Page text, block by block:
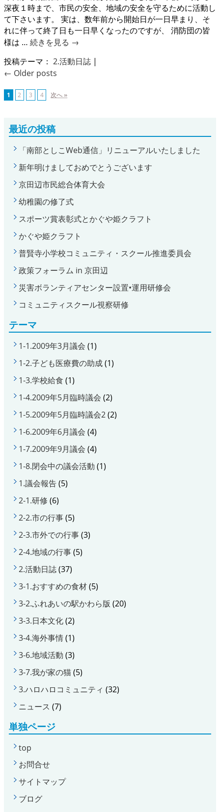
深夜１時まで、市民の安全、地域の安全を守るために活動し
て下さいます。 実は、数年前から開始日が一日早まり、そ
れに伴って終了日も一日早くなったのですが、 消防団の皆
様は … 続きを見る →
投稿テーマ： 2.活動日誌 |
← Older posts
1 2 3 4 次へ »
最近の投稿
「南部としこWeb通信」リニューアルいたしました
新年明けましておめでとうございます
京田辺市民総合体育大会
幼稚園の修了式
スポーツ賞表彰式とかぐや姫クラフト
かぐや姫クラフト
普賢寺小学校コミュニティ・スクール推進委員会
政策フォーラム in 京田辺
災害ボランティアセンター設置•運用研修会
コミュニティスクール視察研修
テーマ
1-1.2009年3月議会 (1)
1-2.子ども医療費の助成(1)
1-3.学校給食 (1)
1-4.2009年5月臨時議会 (2)
1-5.2009年5月臨時議会2(2)
1-6.2009年6月議会 (4)
1-7.2009年9月議会 (4)
1-8.閉会中の議会活動 (1)
1.議会報告(5)
2-1.研修 (6)
2-2.市の行事(5)
2-3.市外での行事(3)
2-4.地域の行事(5)
2.活動日誌(37)
3-1.おすすめの食材(5)
3-2.ふれあいの駅かわら版 (20)
3-3.日本文化(2)
3-4.海外事情(1)
3-6.地域活動 (3)
3-7.我が家の猫(5)
3.ハロハロコミュニティ (32)
ニュース (7)
単独ページ
top
お問合せ
サイトマップ
ブログ